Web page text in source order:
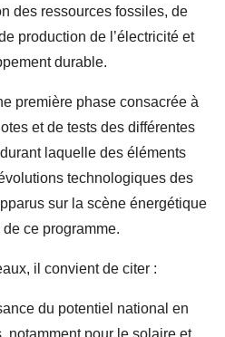
des ressources fossiles, de
production de l’électricité et
durable.
première phase consacrée à
et de tests des différentes
laquelle des éléments
technologiques des
sur la scène énergétique
ce programme.
il convient de citer :
du potentiel national en
notamment pour le solaire et